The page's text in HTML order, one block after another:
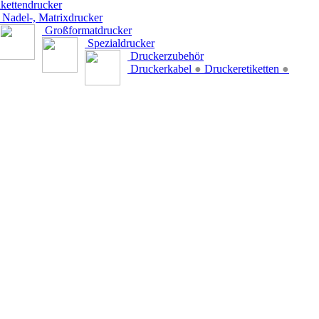
Nadel-, Matrixdrucker
Großformatdrucker
Spezialdrucker
Druckerzubehör
Druckerkabel ● Druckeretiketten ●